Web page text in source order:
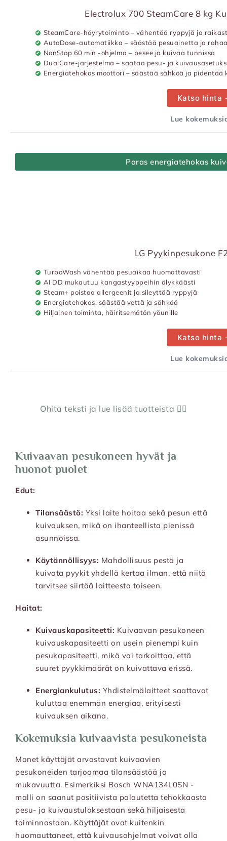
Electrolux 700 SteamCare 8 kg
SteamCare-höyrytoiminto – vähentää ryppyjä ja
AutoDose-automatiikka – säästää pesuainetta ja
NonStop 60 min -ohjelma – pesee ja kuivaa tunnissa
DualCare-järjestelmä – säätää pesu- ja
Energiatehokas moottori – säästää sähköä ja pidentää
Katso hinta
Lue
Paras energiatehokas
LG Pyykinpesukone
TurboWash vähentää pesuaikaa huomattavasti
AI DD mukautuu kangastyyppeihin älykkäästi
Steam+ poistaa allergeenit ja sileyttää ryppyjä
Energiatehokas, säästää vettä ja sähköä
Hiljainen toiminta, häiritsemätön yöunille
Katso hinta
Lue
Ohita teksti ja lue lisää tuotteista 👇🏼
Kuivaavan pesukoneen hyvät ja
huonot puolet
Edut:
Tilansäästö: Yksi laite hoitaa sekä pesun että
kuivauksen, mikä on ihanteellista pienissä
asunnoissa.
Käytännöllisyys: Mahdollisuus pestä ja
kuivata pyykit yhdellä kertaa ilman, että niitä
tarvitsee siirtää laitteesta toiseen.
Haitat:
Kuivauskapasiteetti: Kuivaavan pesukoneen
kuivauskapasiteetti on usein pienempi kuin
pesukapasiteetti, mikä voi tarkoittaa, että
suuret pyykkimäärät on kuivattava erissä.
Energiankulutus: Yhdistelmälaitteet saattavat
kuluttaa enemmän energiaa, erityisesti
kuivauksen aikana.
Kokemuksia kuivaavista pesukoneista
Monet käyttäjät arvostavat kuivaavien
pesukoneiden tarjoamaa tilansäästöä ja
mukavuutta. Esimerkiksi Bosch WNA134L0SN -
malli on saanut positiivista palautetta tehokkaasta
pesu- ja kuivaustuloksestaan sekä hiljaisesta
toiminnastaan. Käyttäjät ovat kuitenkin
huomauttaneet, että kuivausohjelmat voivat olla